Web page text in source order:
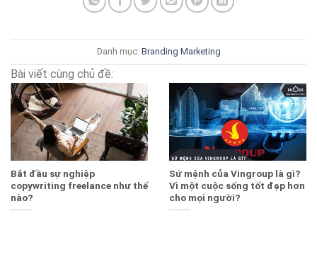
Danh mục: Branding Marketing
Bài viết cùng chủ đề:
Bắt đầu sự nghiệp
copywriting freelance như thế
nào?
Sứ mệnh của Vingroup là gì?
Vì một cuộc sống tốt đẹp hơn
cho mọi người?